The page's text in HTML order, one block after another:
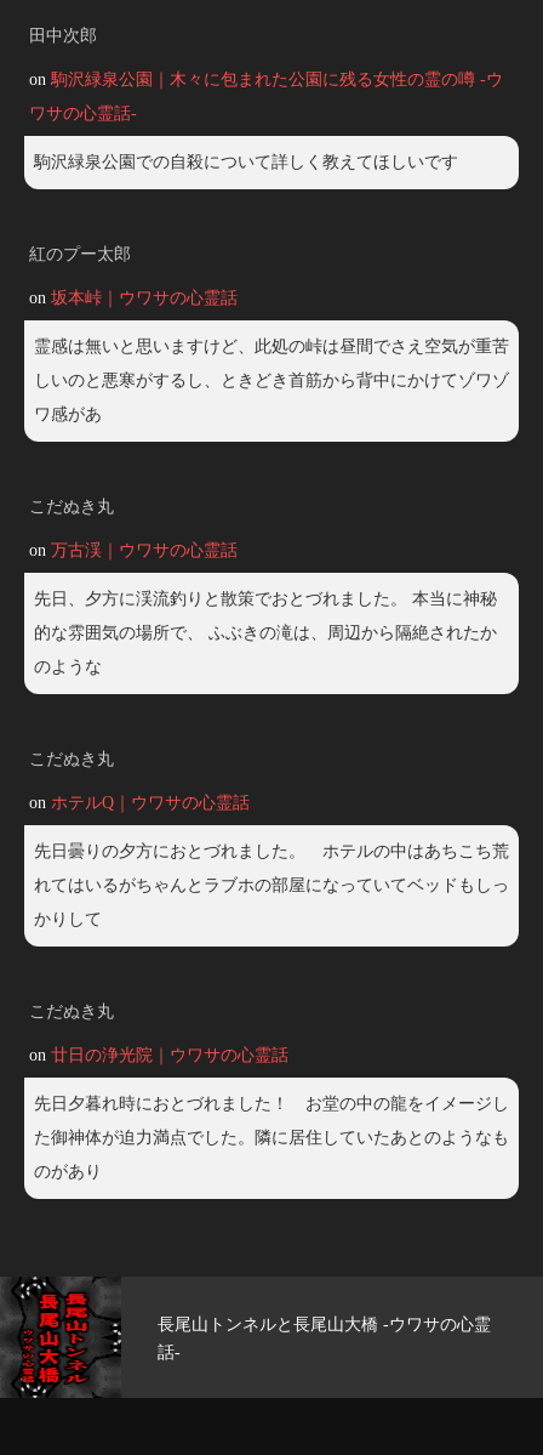
田中次郎
on駒沢緑泉公園｜木々に包まれた公園に残る女性の霊の噂 -ウ
ワサの心霊話-
駒沢緑泉公園での自殺について詳しく教えてほしいです
紅のプー太郎
on 坂本峠｜ウワサの心霊話
霊感は無いと思いますけど、此処の峠は昼間でさえ空気が重苦
しいのと悪寒がするし、ときどき首筋から背中にかけてゾワゾ
ワ感があ
こだぬき丸
on 万古渓｜ウワサの心霊話
先日、夕方に渓流釣りと散策でおとづれました。 本当に神秘
的な雰囲気の場所で、 ふぶきの滝は、周辺から隔絶されたか
のような
こだぬき丸
on ホテルQ｜ウワサの心霊話
先日曇りの夕方におとづれました。 ホテルの中はあちこち荒
れてはいるがちゃんとラブホの部屋になっていてベッドもしっ
かりして
こだぬき丸
on 廿日の浄光院｜ウワサの心霊話
先日夕暮れ時におとづれました！ お堂の中の龍をイメージし
た御神体が迫力満点でした。隣に居住していたあとのようなも
のがあり
橋 -ウワサの心霊
玄武洞公園 -ウワサの心